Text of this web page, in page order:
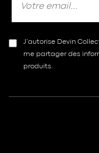
J’autorise Devin
me partager des
produits.